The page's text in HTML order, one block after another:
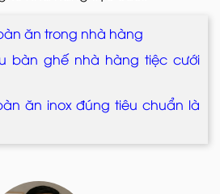
ăn trong nhà hàng
bàn ghế nhà hàng tiệc cưới
ăn inox đúng tiêu chuẩn là